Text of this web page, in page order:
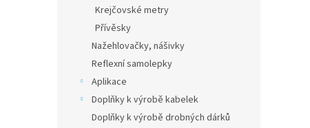
Krejčovské metry
Přívěsky
Nažehlovačky, nášivky
Reflexní samolepky
Aplikace
Doplňky k výrobě kabelek
Doplňky k výrobě drobných dárků